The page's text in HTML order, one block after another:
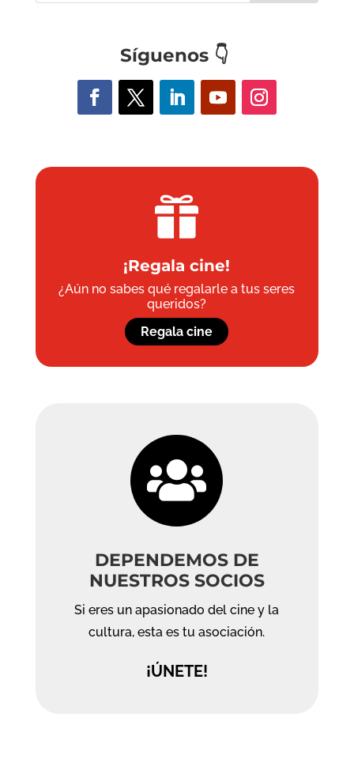
Síguenos 👇

¡Regala cine!
¿Aún no sabes qué regalarle a tus seres
queridos?
Regala cine

DEPENDEMOS DE
NUESTROS SOCIOS
Si eres un apasionado del cine y la
cultura, esta es tu asociación.
¡ÚNETE!